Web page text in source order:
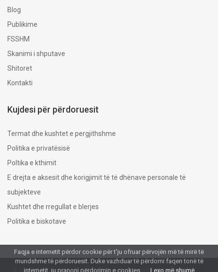
Faqja e internetit përdor cookie për t'ju ofruar përvojën më të mirë të
mundshme të përdoruesit. Duke vazhduar të përdorni faqen tonë të
internetit, ju pranoni përdorimin e cookies.
Lexo më shumë
Blog
Publikime
FSSHM
Skanimi i shputave
Shitoret
Kontakti
Kujdesi për përdoruesit
​Termat dhe kushtet e pergjithshme
Politika e privatësisë
Poltika e kthimit
E drejta e aksesit dhe korigjimit të të dhënave personale të
subjekteve
Kushtet dhe rregullat e blerjes
Politika e biskotave
© 2026 MedicusHelp - Të gjitha të drejtat janë ruajtur. Developed byGSM